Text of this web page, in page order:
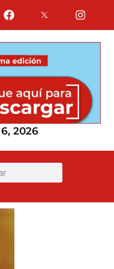
por presunto
2026